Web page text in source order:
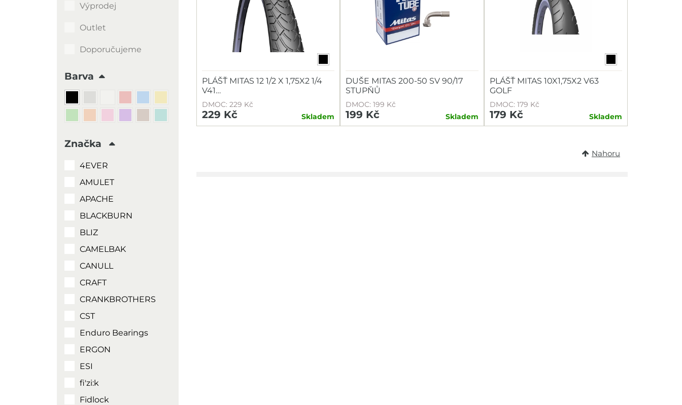
Výprodej
Outlet
Doporučujeme
Barva
Značka
4EVER
AMULET
APACHE
BLACKBURN
BLIZ
CAMELBAK
CANULL
CRAFT
CRANKBROTHERS
CST
Enduro Bearings
ERGON
ESI
fi'zi:k
Fidlock
PLÁŠŤ MITAS 12 1/2 X 1,75X2 1/4
V41…
DMOC: 229 Kč
229 Kč Skladem
DUŠE MITAS 200-50 SV 90/17
STUPŇŮ
DMOC: 199 Kč
199 Kč Skladem
PLÁŠŤ MITAS 10X1,75X2 V63
GOLF
DMOC: 179 Kč
179 Kč Skladem
Nahoru